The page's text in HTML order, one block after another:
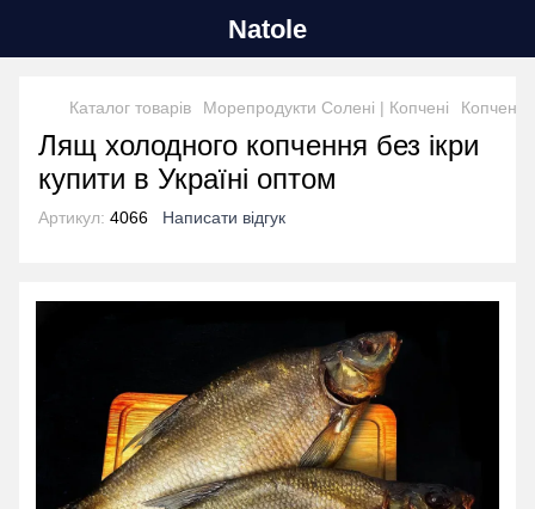
Natole
Каталог товарів Морепродукти Солені | Копчені Копчена
Лящ холодного копчення без ікри
купити в Україні оптом
Артикул: 4066 Написати відгук